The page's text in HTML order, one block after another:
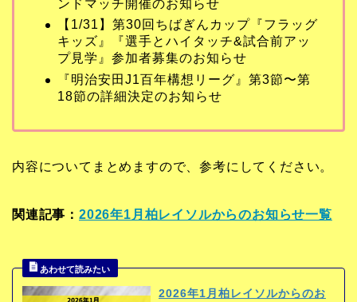
ンドマッチ開催のお知らせ
【1/31】第30回ちばぎんカップ『フラッグ
キッズ』『選手とハイタッチ&試合前アッ
プ見学』参加者募集のお知らせ
『明治安田J1百年構想リーグ』第3節〜第
18節の詳細決定のお知らせ
内容についてまとめますので、参考にしてください。
関連記事： 2026年1月柏レイソルからのお知らせ一覧
2026年1月柏レイソルからのお